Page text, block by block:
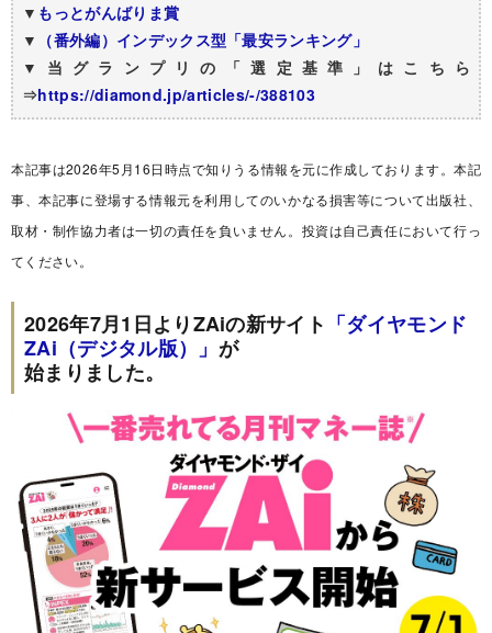
▼ もっとがんばりま賞
▼ （番外編）インデックス型「最安ランキング」
▼当グランプリの「選定基準」はこちら
⇒https://diamond.jp/articles/-/388103
本記事は2026年5月16日時点で知りうる情報を元に作成しております。本記
事、本記事に登場する情報元を利用してのいかなる損害等について出版社、
取材・制作協力者は一切の責任を負いません。投資は自己責任において行っ
てください。
2026年7月1日よりZAiの新サイト 「ダイヤモンド
ZAi（デジタル版）」 が
始まりました。